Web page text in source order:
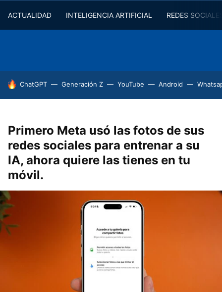
ACTUALIDAD INTELIGENCIA ARTIFICIAL REDES
HOY SE HABLA DE
ChatGPT Generación Z YouTube Android
Primero Meta usó las fotos de sus
redes sociales para entrenar a su
IA, ahora quiere las tienes en tu
móvil.